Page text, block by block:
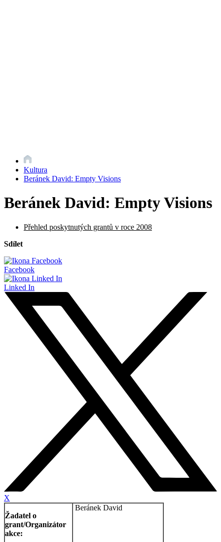
Kultura
Beránek David: Empty Visions
Beránek David: Empty Visions
Přehled poskytnutých grantů v roce 2008
Sdílet
Facebook
Linked In
X
Žadatel o
grant/Organizátor
akce:
Beránek David